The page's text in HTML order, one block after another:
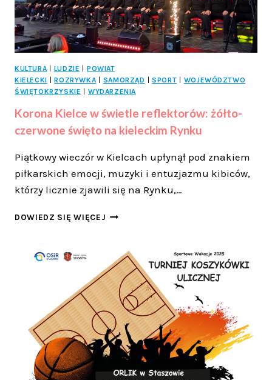
KULTURA LUDZIE
POWIAT
KIELECKI
ROZRYWKA SAMORZĄD SPORT
WOJEWÓDZTWO
ŚWIĘTOKRZYSKIE
WYDARZENIA
Korona Kielce w świetle reflektorów: żółto-
czerwone święto na kieleckim Rynku
Piątkowy wieczór w Kielcach upłynął pod znakiem
piłkarskich emocji, muzyki i entuzjazmu kibiców,
którzy licznie zjawili się na Rynku,…
DOWIEDZ SIĘ WIĘCEJ KORONA
ŚWIETLE
REFLEKTORÓW:
ŻÓŁTO-
CZERWONE
ŚWIĘTO
NA
KIELECKIM
RYNKU